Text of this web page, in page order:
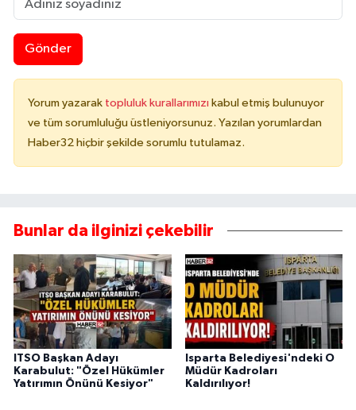
Gönder
Yorum yazarak topluluk kurallarımızı kabul etmiş bulunuyor
ve tüm sorumluluğu üstleniyorsunuz. Yazılan yorumlardan
Haber32 hiçbir şekilde sorumlu tutulamaz.
Bunlar da ilginizi çekebilir
ITSO Başkan Adayı
Karabulut: "Özel Hükümler
Yatırımın Önünü Kesiyor"
Isparta Belediyesi'ndeki O
Müdür Kadroları
Kaldırılıyor!